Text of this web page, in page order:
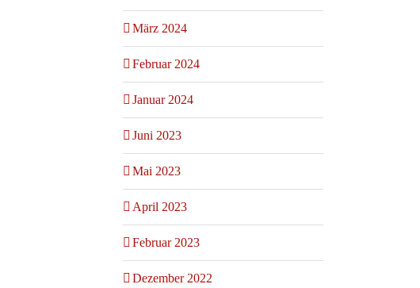
März 2024
Februar 2024
Januar 2024
Juni 2023
Mai 2023
April 2023
Februar 2023
Dezember 2022